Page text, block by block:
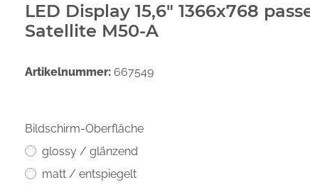
LED Display 15,6" 1366x768
Satellite M50-A
Artikelnummer: 667549
Bildschirm-Oberfläche
glossy / glänzend
matt / entspiegelt